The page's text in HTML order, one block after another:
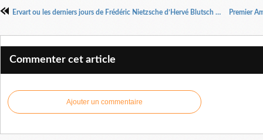
Ervart ou les derniers jours de Frédéric Nietzsche d’Hervé Blutsch Mise en scène:Laurent Fréchuret
Commenter cet article
Ajouter un commentaire